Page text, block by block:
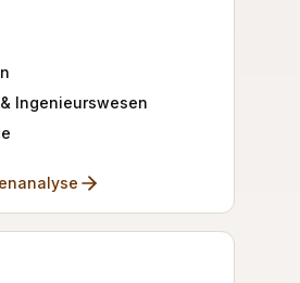
Ingenieurswesen